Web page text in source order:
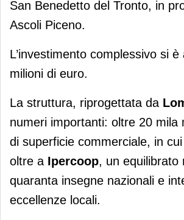
San Benedetto del Tronto, in
Ascoli Piceno.
L’investimento complessivo si
milioni di euro.
La struttura, riprogettata da
numeri importanti: oltre 20 mila
di superficie commerciale, in
oltre a Ipercoop, un equilibrato
quaranta insegne nazionali e
eccellenze locali.